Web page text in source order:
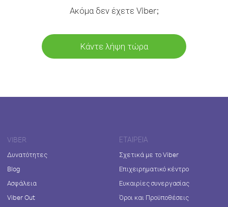
Ακόμα δεν έχετε Viber;
Κάντε λήψη τώρα
VIBER
Δυνατότητες
Blog
Ασφάλεια
Viber Out
ΕΤΑΙΡΕΊΑ
Σχετικά με το Viber
Επιχειρηματικό κέντρο
Ευκαιρίες συνεργασίας
Όροι και Προϋποθέσεις